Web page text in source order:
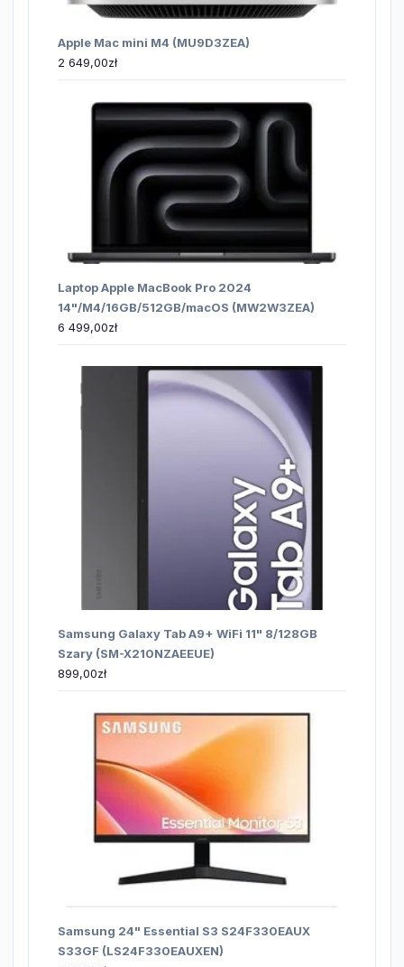
Apple Mac mini M4 (MU9D3ZEA)
2 649,00zł
Laptop Apple MacBook Pro 2024
14"/M4/16GB/512GB/macOS (MW2W3ZEA)
6 499,00zł
Samsung Galaxy Tab A9+ WiFi 11" 8/128GB
Szary (SM-X210NZAEEUE)
899,00zł
Samsung 24" Essential S3 S24F330EAUX
S33GF (LS24F330EAUXEN)